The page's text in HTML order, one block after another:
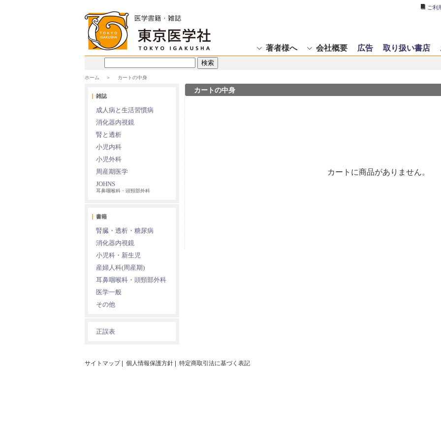
ご利
著者様へ 会社概要 広告 取り扱い書店
ホーム カートの中身
雑誌
成人病と生活習慣病
消化器内視鏡
腎と透析
小児内科
小児外科
周産期医学
JOHNS
耳鼻咽喉科・頭頸部外科
書籍
腎臓・透析・糖尿病
消化器内視鏡
小児科・新生児
産婦人科(周産期)
耳鼻咽喉科・頭頸部外科
医学一般
その他
正誤表
カートの中身
カートに商品がありません。
サイトマップ| 個人情報保護方針 特定商取引法に基づく表記